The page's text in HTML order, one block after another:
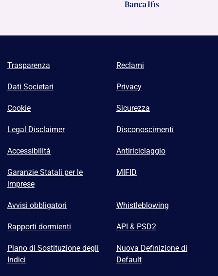
Trasparenza Reclami
Dati Societari Privacy
Cookie Sicurezza
Legal Disclaimer Disconoscimenti
Accessibilità Antiriciclaggio
Garanzie Statali per le
imprese
MIFID
Avvisi obbligatori Whistleblowing
Rapporti dormienti API & PSD2
Piano di Sostituzione degli
Indici
Nuova Definizione di
Default